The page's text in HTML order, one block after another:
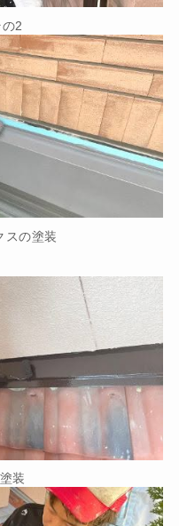
2
スの塗装
装